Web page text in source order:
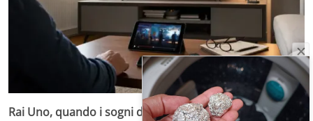
Rai Uno, quando i sogni diventano desideri da prima